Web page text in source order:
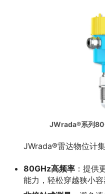
JWrada®系列
JWrada®雷达物位计集
80GHz高频率 ：提供
能力，轻松穿越狭小容